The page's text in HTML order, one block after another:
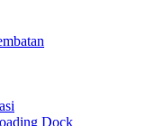
Dock